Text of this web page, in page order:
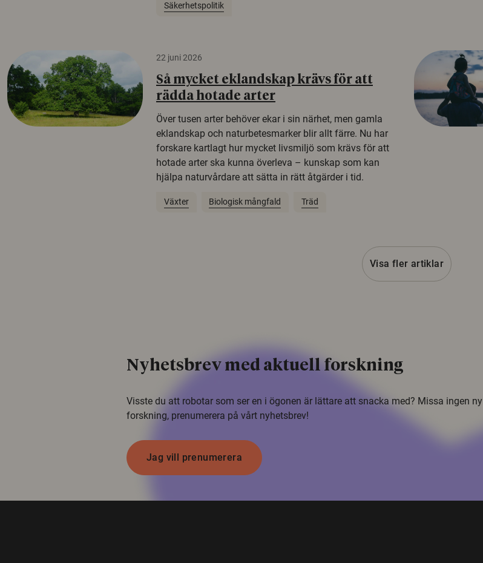
Säkerhetspolitik
22 juni 2026
Så mycket eklandskap krävs för att
rädda hotade arter
Över tusen arter behöver ekar i sin närhet, men gamla
eklandskap och naturbetesmarker blir allt färre. Nu har
forskare kartlagt hur mycket livsmiljö som krävs för att
hotade arter ska kunna överleva – kunskap som kan
hjälpa naturvårdare att sätta in rätt åtgärder i tid.
Växter Biologisk mångfald Träd
Visa fler artiklar
Nyhetsbrev med aktuell forskning
Visste du att robotar som ser en i ögonen är lättare att snacka med? Missa ingen ny
forskning, prenumerera på vårt nyhetsbrev!
Jag vill prenumerera